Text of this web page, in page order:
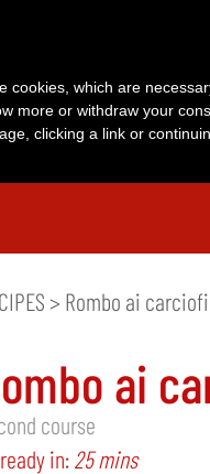
> Rombo ai carciofi
ai
course
ready in: 25 mins
cookies, which are
more or withdraw your
clicking a link or